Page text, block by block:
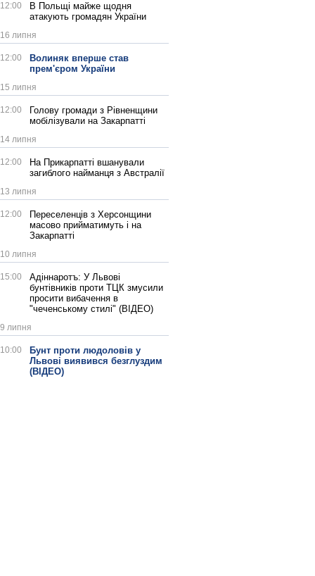
12:00
В Польщі майже щодня
атакують громадян України
16 липня
12:00
Волиняк вперше став
прем'єром України
15 липня
12:00
Голову громади з Рівненщини
мобілізували на Закарпатті
14 липня
12:00
На Прикарпатті вшанували
загиблого найманця з Австралії
13 липня
12:00
Переселенців з Херсонщини
масово прийматимуть і на
Закарпатті
10 липня
15:00
Адіннаротъ: У Львові
бунтівників проти ТЦК змусили
просити вибачення в
"чеченському стилі" (ВІДЕО)
9 липня
10:00
Бунт проти людоловів у
Львові виявився безглуздим
(ВІДЕО)